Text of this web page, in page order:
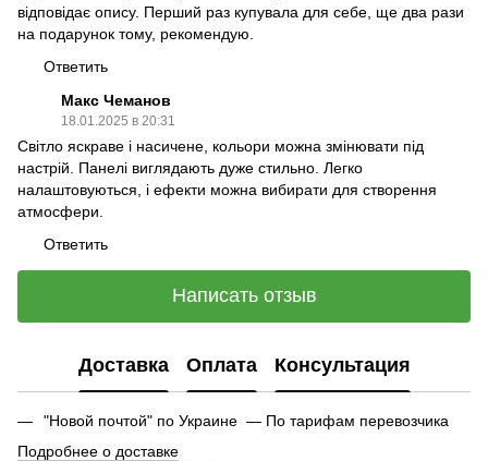
відповідає опису. Перший раз купувала для себе, ще два рази
на подарунок тому, рекомендую.
Ответить
Макс Чеманов
18.01.2025 в 20:31
Світло яскраве і насичене, кольори можна змінювати під
настрій. Панелі виглядають дуже стильно. Легко
налаштовуються, і ефекти можна вибирати для створення
атмосфери.
Ответить
Написать отзыв
Доставка Оплата Консультация
"Новой почтой" по Украине — По тарифам перевозчика
Подробнее о доставке